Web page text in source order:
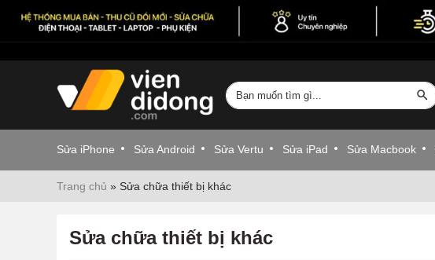
Sửa iPhone Sửa Android Sửa Vertu Sửa iPad Sửa Macbook
Trang chủ » Sửa chữa thiết bị khác
Sửa chữa thiết bị khác